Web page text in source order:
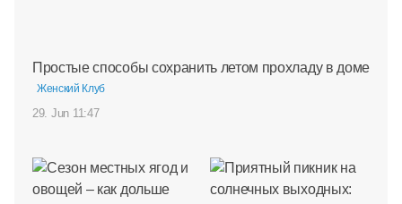
Простые способы сохранить летом прохладу в доме
Женский Клуб
29. Jun 11:47